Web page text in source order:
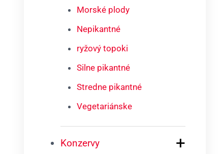
Morské plody
Nepikantné
ryžový topoki
Silne pikantné
Stredne pikantné
Vegetariánske
Konzervy +